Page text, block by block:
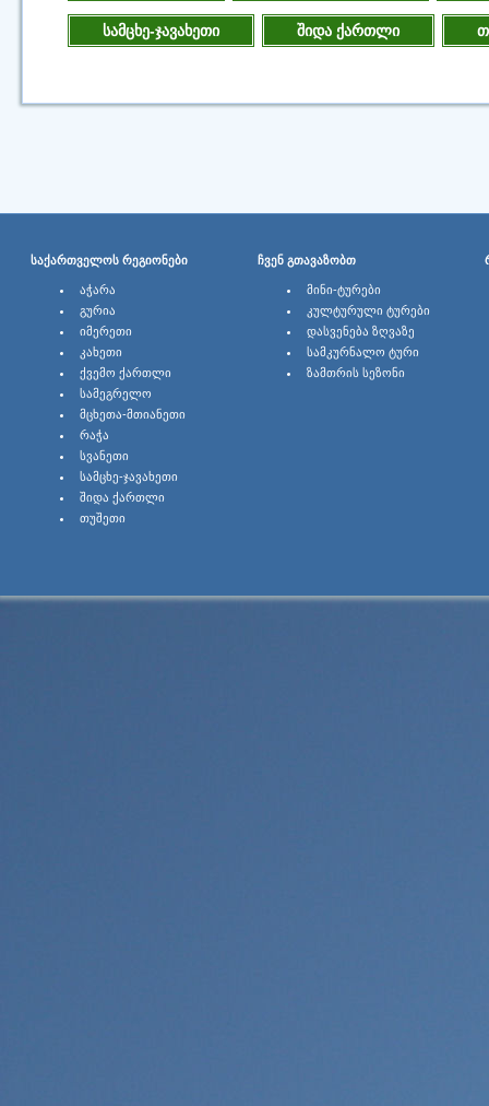
სამცხე-ჯავახეთი შიდა ქართლი
ᲡᲐᲥᲐᲠᲗᲕᲔᲚᲝᲡ ᲠᲔᲒᲘᲝᲜᲔᲑᲘ ᲩᲕᲔᲜ ᲒᲗᲐᲕᲐᲖᲝᲑᲗ
ᲐᲭᲐᲠᲐ
ᲒᲣᲠᲘᲐ
ᲘᲛᲔᲠᲔᲗᲘ
ᲙᲐᲮᲔᲗᲘ
ᲥᲕᲔᲛᲝ ᲥᲐᲠᲗᲚᲘ
ᲡᲐᲛᲔᲒᲠᲔᲚᲝ
ᲛᲪᲮᲔᲗᲐ-ᲛᲗᲘᲐᲜᲔᲗᲘ
ᲠᲐᲭᲐ
ᲡᲕᲐᲜᲔᲗᲘ
ᲡᲐᲛᲪᲮᲔ-ᲯᲐᲕᲐᲮᲔᲗᲘ
ᲨᲘᲓᲐ ᲥᲐᲠᲗᲚᲘ
ᲗᲣᲨᲔᲗᲘ
ᲛᲘᲜᲘ-ᲢᲣᲠᲔᲑᲘ
ᲙᲣᲚᲢᲣᲠᲣᲚᲘ ᲢᲣᲠᲔᲑᲘ
ᲓᲐᲡᲕᲔᲜᲔᲑᲐ ᲖᲦᲕᲐᲖᲔ
ᲡᲐᲛᲙᲣᲠᲜᲐᲚᲝ ᲢᲣᲠᲘ
ᲖᲐᲛᲗᲠᲘᲡ ᲡᲔᲖᲝᲜᲘ